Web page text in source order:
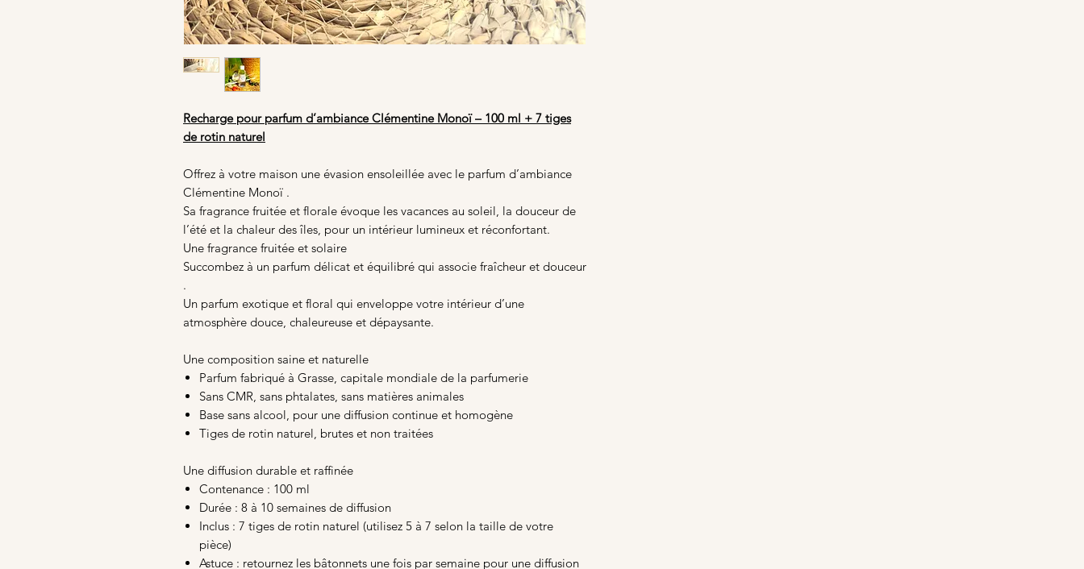
Recharge pour parfum d’ambiance Clémentine Monoï – 100 ml + 7 tiges
de rotin naturel
Offrez à votre maison une évasion ensoleillée avec le parfum d’ambiance
Clémentine Monoï .
Sa fragrance fruitée et florale évoque les vacances au soleil, la douceur de
l’été et la chaleur des îles, pour un intérieur lumineux et réconfortant.
Une fragrance fruitée et solaire
Succombez à un parfum délicat et équilibré qui associe fraîcheur et douceur
.
Un parfum exotique et floral qui enveloppe votre intérieur d’une
atmosphère douce, chaleureuse et dépaysante.
Une composition saine et naturelle
Parfum fabriqué à Grasse, capitale mondiale de la parfumerie
Sans CMR, sans phtalates, sans matières animales
Base sans alcool, pour une diffusion continue et homogène
Tiges de rotin naturel, brutes et non traitées
Une diffusion durable et raffinée
Contenance : 100 ml
Durée : 8 à 10 semaines de diffusion
Inclus : 7 tiges de rotin naturel (utilisez 5 à 7 selon la taille de votre
pièce)
Astuce : retournez les bâtonnets une fois par semaine pour une diffusion